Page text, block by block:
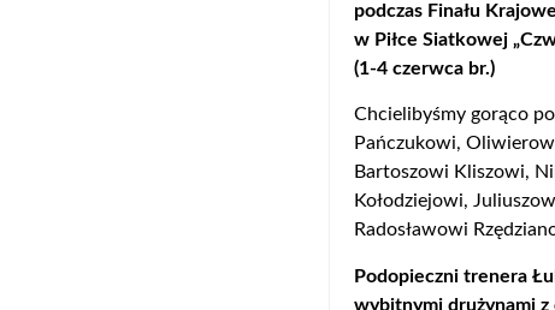
podczas Finału
w Piłce Siatkowej
(1-4 czerwca br.)
Chcielibyśmy gorąco
Pańczukowi,
Bartoszowi Kliszowi,
Kołodziejowi,
Radosławowi
Podopieczni trenera
wybitnymi drużynami z